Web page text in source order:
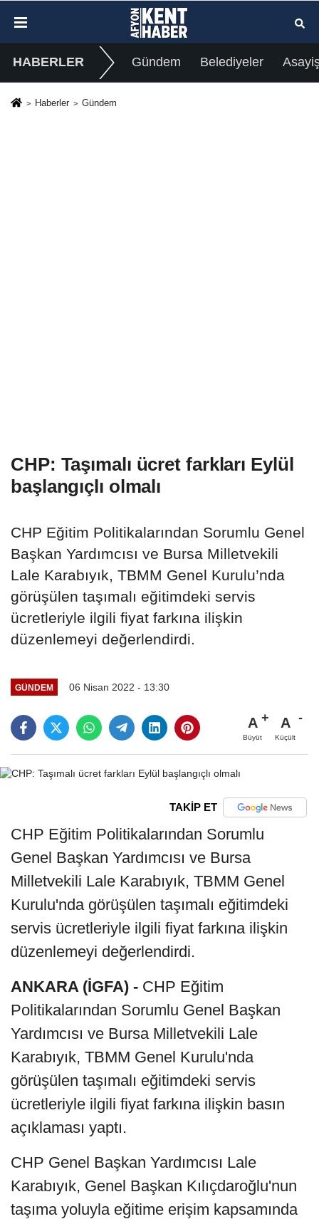
HABERLER Gündem Belediyeler
Haberler Gündem
CHP: Taşımalı ücret farkları Eylül
başlangıçlı olmalı
CHP Eğitim Politikalarından Sorumlu Genel
Başkan Yardımcısı ve Bursa Milletvekili
Lale Karabıyık, TBMM Genel Kurulu’nda
görüşülen taşımalı eğitimdeki servis
ücretleriyle ilgili fiyat farkına ilişkin
düzenlemeyi değerlendirdi.
GÜNDEM 06 Nisan 2022 - 13:30
A
Büyüt
A
Küçült
TAKİP ET
CHP Eğitim Politikalarından Sorumlu
Genel Başkan Yardımcısı ve Bursa
Milletvekili Lale Karabıyık, TBMM Genel
Kurulu'nda görüşülen taşımalı eğitimdeki
servis ücretleriyle ilgili fiyat farkına ilişkin
düzenlemeyi değerlendirdi.
ANKARA (İGFA) - CHP Eğitim
Politikalarından Sorumlu Genel Başkan
Yardımcısı ve Bursa Milletvekili Lale
Karabıyık, TBMM Genel Kurulu'nda
görüşülen taşımalı eğitimdeki servis
ücretleriyle ilgili fiyat farkına ilişkin basın
açıklaması yaptı.
CHP Genel Başkan Yardımcısı Lale
Karabıyık, Genel Başkan Kılıçdaroğlu'nun
taşıma yoluyla eğitime erişim kapsamında